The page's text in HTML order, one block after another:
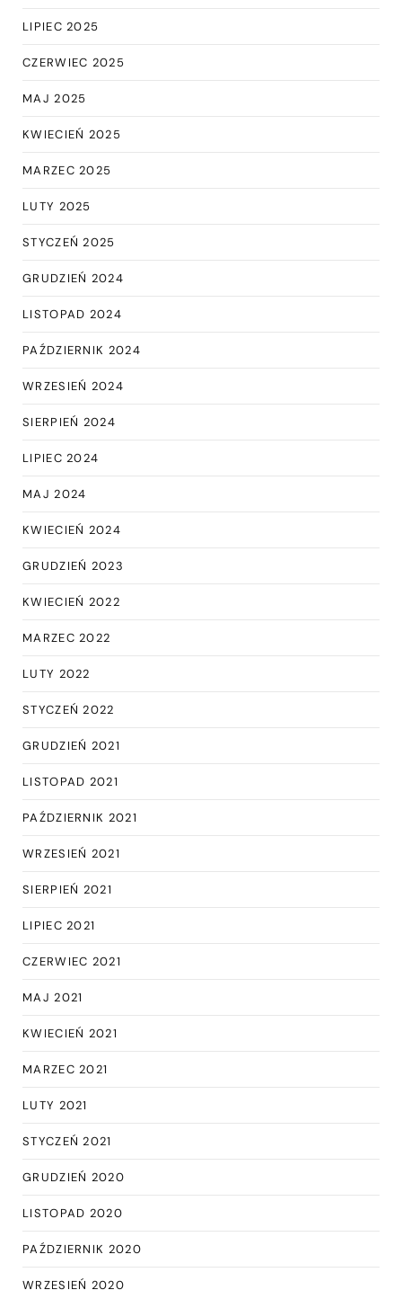
LIPIEC 2025
CZERWIEC 2025
MAJ 2025
KWIECIEŃ 2025
MARZEC 2025
LUTY 2025
STYCZEŃ 2025
GRUDZIEŃ 2024
LISTOPAD 2024
PAŹDZIERNIK 2024
WRZESIEŃ 2024
SIERPIEŃ 2024
LIPIEC 2024
MAJ 2024
KWIECIEŃ 2024
GRUDZIEŃ 2023
KWIECIEŃ 2022
MARZEC 2022
LUTY 2022
STYCZEŃ 2022
GRUDZIEŃ 2021
LISTOPAD 2021
PAŹDZIERNIK 2021
WRZESIEŃ 2021
SIERPIEŃ 2021
LIPIEC 2021
CZERWIEC 2021
MAJ 2021
KWIECIEŃ 2021
MARZEC 2021
LUTY 2021
STYCZEŃ 2021
GRUDZIEŃ 2020
LISTOPAD 2020
PAŹDZIERNIK 2020
WRZESIEŃ 2020